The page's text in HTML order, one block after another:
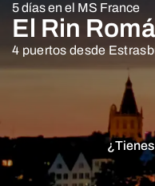
5 días en el MS France
El Rin
4 puertos desde